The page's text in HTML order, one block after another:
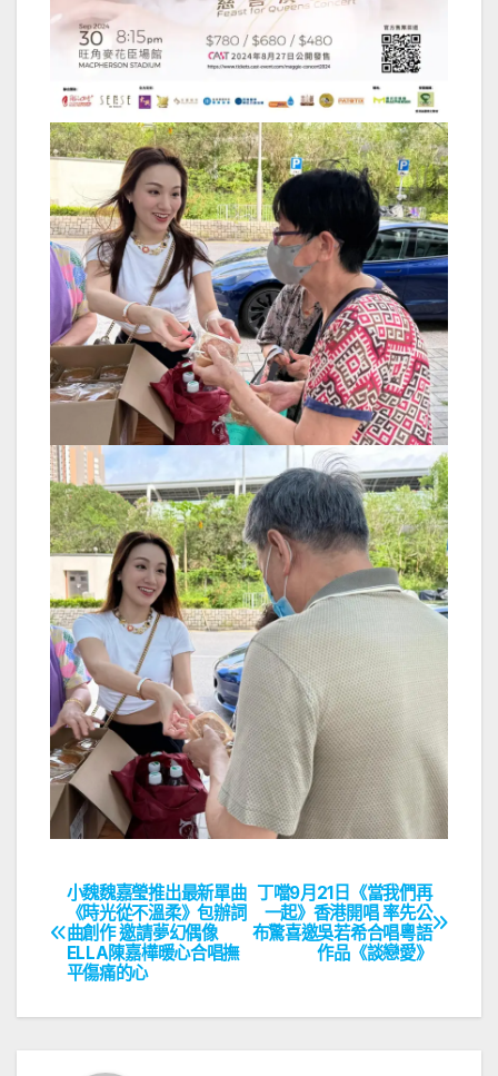
文
章
導
丁噹9月21日《當我們再
一起》香港開唱 率先公
布驚喜邀吳若希合唱粵語
作品《談戀愛》
小魏魏嘉瑩推出最新單曲
《時光從不溫柔》包辦詞
曲創作 邀請夢幻偶像
ELLA陳嘉樺暖心合唱撫
平傷痛的心